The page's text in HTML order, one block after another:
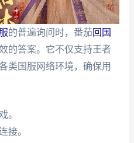
的普遍询问时，番茄回国
的答案。它不仅支持王者
类国服网络环境，确保用
。
接。